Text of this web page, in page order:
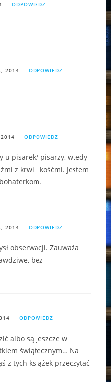
ODPOWIEDZ
2014 ODPOWIEDZ
2014 ODPOWIEDZ
u pisarek/ pisarzy, wtedy
z krwi i kośćmi. Jestem
2014 ODPOWIEDZ
obserwacji. Zauważa
bez
ODPOWIEDZ
albo są jeszcze w
świątecznym… Na
z tych książek przeczytać